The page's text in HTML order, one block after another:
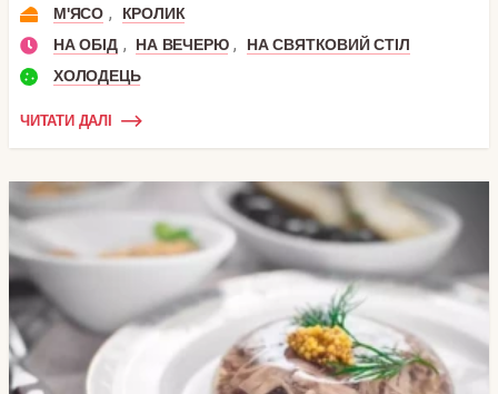
М'ЯСО ,
КРОЛИК
НА ОБІД , НА ВЕЧЕРЮ ,
НА СВЯТКОВИЙ СТІЛ
ХОЛОДЕЦЬ
ЧИТАТИ ДАЛІ